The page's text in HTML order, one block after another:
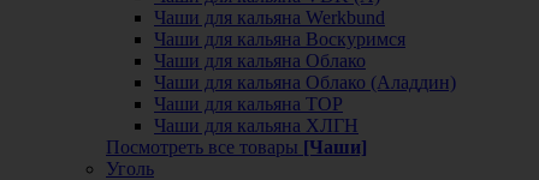
Чаши для кальяна Werkbund
Чаши для кальяна Воскуримся
Чаши для кальяна Облако
Чаши для кальяна Облако (Аладдин)
Чаши для кальяна ТОР
Чаши для кальяна ХЛГН
Посмотреть все товары [Чаши]
Уголь